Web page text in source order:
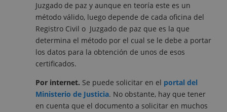
Juzgado de paz y aunque en teoría este es un
método válido, luego depende de cada oficina del
Registro Civil o Juzgado de paz que es la que
determina el método por el cual se le debe a portar
los datos para la obtención de unos de esos
certificados.
Por internet. Se puede solicitar en el portal del
Ministerio de Justicia. No obstante, hay que tener
en cuenta que el documento a solicitar en muchos